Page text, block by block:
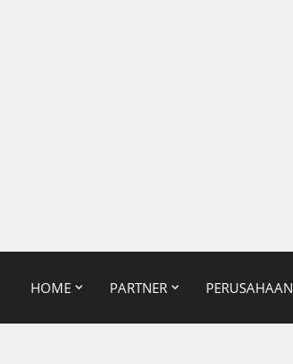
HOME PARTNER PERUSAHAAN